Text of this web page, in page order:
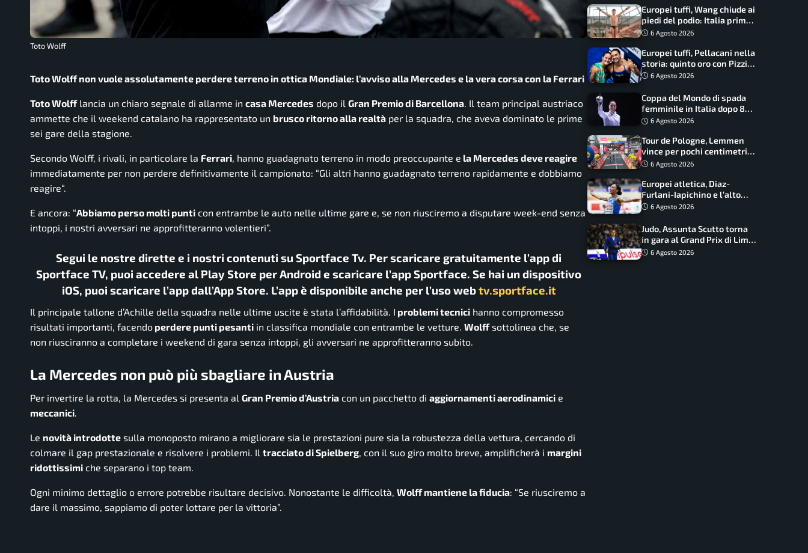
Toto Wolff
Toto Wolff non vuole assolutamente perdere terreno in ottica Mondiale: l’avviso alla Mercedes e la vera corsa con la Ferrari
Toto Wolfflancia un chiaro segnale di allarme in casa Mercedes dopo il Gran Premio di Barcellona. Il team principal austriaco
ammette che il weekend catalano ha rappresentato un brusco ritorno alla realtà per la squadra, che aveva dominato le prime
sei gare della stagione.
Secondo Wolff, i rivali, in particolare la Ferrari, hanno guadagnato terreno in modo preoccupante e la Mercedes deve reagire
immediatamente per non perdere definitivamente il campionato: “Gli altri hanno guadagnato terreno rapidamente e dobbiamo
reagire“.
E ancora: “Abbiamo perso molti punti con entrambe le auto nelle ultime gare e, se non riusciremo a disputare week-end senza
intoppi, i nostri avversari ne approfitteranno volentieri”.
Segui le nostre dirette e i nostri contenuti su Sportface Tv. Per scaricare gratuitamente l’app di
Sportface TV, puoi accedere al Play Store per Android e scaricare l’app Sportface. Se hai un dispositivo
iOS, puoi scaricare l’app dall’App Store. L’app è disponibile anche per l’uso webtv.sportface.it
Il principale tallone d’Achille della squadra nelle ultime uscite è stata l’affidabilità. I problemi tecnici hanno compromesso
risultati importanti, facendo perdere punti pesanti in classifica mondiale con entrambe le vetture. Wolffsottolinea che, se
non riusciranno a completare i weekend di gara senza intoppi, gli avversari ne approfitteranno subito.
La Mercedes non può più sbagliare in Austria
Per invertire la rotta, la Mercedes si presenta al Gran Premio d’Austria con un pacchetto di aggiornamenti aerodinamici e
meccanici.
Le novità introdotte sulla monoposto mirano a migliorare sia le prestazioni pure sia la robustezza della vettura, cercando di
colmare il gap prestazionale e risolvere i problemi. Il tracciato di Spielberg, con il suo giro molto breve, amplificherà i margini
ridottissimi che separano i top team.
Ogni minimo dettaglio o errore potrebbe risultare decisivo. Nonostante le difficoltà, Wolff mantiene la fiducia: “Se riusciremo a
dare il massimo, sappiamo di poter lottare per la vittoria”.
Europei tuffi, Wang chiude ai
piedi del podio: Italia prima
nel medagliere
6 Agosto 2026
Europei tuffi, Pellacani nella
storia: quinto oro con Pizzini
nel sincro da 3 metri
6 Agosto 2026
Coppa del Mondo di spada
femminile in Italia dopo 8
anni, Alberta Santuccio: “Il
frutti”
6 Agosto 2026
Tour de Pologne, Lemmen
vince per pochi centimetri
su Scaroni: maxi-caduta e
6 Agosto 2026
Europei atletica, Diaz-
Furlani-Iapichino e l’alto
azzurro: l’Italia sogna nei
6 Agosto 2026
Judo, Assunta Scutto torna
in gara al Grand Prix di Lima:
17 azzurri convocati
6 Agosto 2026